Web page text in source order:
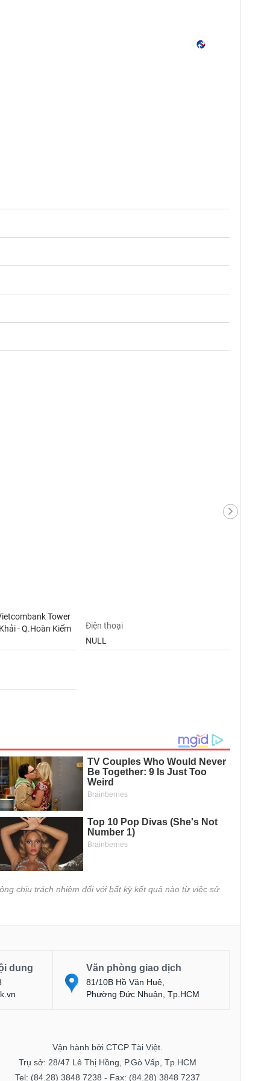
Tower
- Q.Hoàn Kiếm
Điện thoại
NULL
chịu trách nhiệm đối với bất kỳ kết quả nào từ việc sử
dung Văn phòng giao dịch
81/10B Hồ Văn Huê,
Phường Đức Nhuận, Tp.HCM
Vận hành bởi CTCP Tài Việt.
Trụ sở: 28/47 Lê Thị Hồng, P.Gò Vấp, Tp.HCM
Tel: (84.28) 3848 7238 - Fax: (84.28) 3848 7237